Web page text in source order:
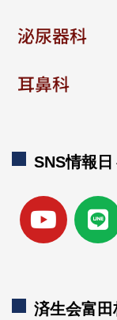
泌尿器科
耳鼻科
SNS情報日
済生会富田